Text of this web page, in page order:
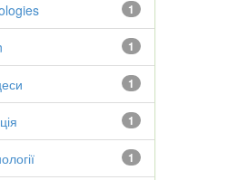
1
1
1
1
1